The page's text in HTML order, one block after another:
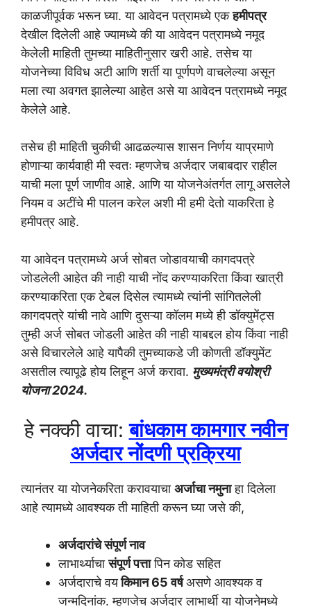
काळजीपूर्वक भरून घ्या. या आवेदन पत्रामध्ये एकहमीपत्र
देखील दिलेली आहे ज्यामध्ये की या आवेदन पत्रामध्ये नमूद
केलेली माहिती तुमच्या माहितीनुसार खरी आहे. तसेच या
योजनेच्या विविध अटी आणि शर्ती या पूर्णपणे वाचलेल्या असून
मला त्या अवगत झालेल्या आहेत असे या आवेदन पत्रामध्ये नमूद
केलेले आहे.
तसेच ही माहिती चुकीची आढळल्यास शासन निर्णय याप्रमाणे
होणाऱ्या कार्यवाही मी स्वतः म्हणजेच अर्जदार जबाबदार राहील
याची मला पूर्ण जाणीव आहे. आणि या योजनेअंतर्गत लागू असलेले
नियम व अटींचे मी पालन करेल अशी मी हमी देतो याकरिता हे
हमीपत्र आहे.
या आवेदन पत्रामध्ये अर्ज सोबत जोडावयाची कागदपत्रे
जोडलेली आहेत की नाही याची नोंद करण्याकरिता किंवा खात्री
करण्याकरिता एक टेबल दिसेल त्यामध्ये त्यांनी सांगितलेली
कागदपत्रे यांची नावे आणि दुसऱ्या कॉलम मध्ये ही डॉक्युमेंट्स
तुम्ही अर्ज सोबत जोडली आहेत की नाही याबद्दल होय किंवा नाही
असे विचारलेले आहे यापैकी तुमच्याकडे जी कोणती डॉक्युमेंट
असतील त्यापूढे होय लिहून अर्ज करावा. मुख्यमंत्री वयोश्री
योजना 2024.
हे नक्की वाचा:बांधकाम कामगार नवीन
अर्जदार नोंदणी प्रक्रिया
त्यानंतर या योजनेकरिता करावयाचाअर्जाचा नमुनाहा दिलेला
आहे त्यामध्ये आवश्यक ती माहिती करून घ्या जसे की,
अर्जदारांचे संपूर्ण नाव
लाभार्थ्याचासंपूर्ण पत्तापिन कोड सहित
अर्जदाराचे वयकिमान 65 वर्षअसणे आवश्यक व
जन्मदिनांक. म्हणजेच अर्जदार लाभार्थी या योजनेमध्ये